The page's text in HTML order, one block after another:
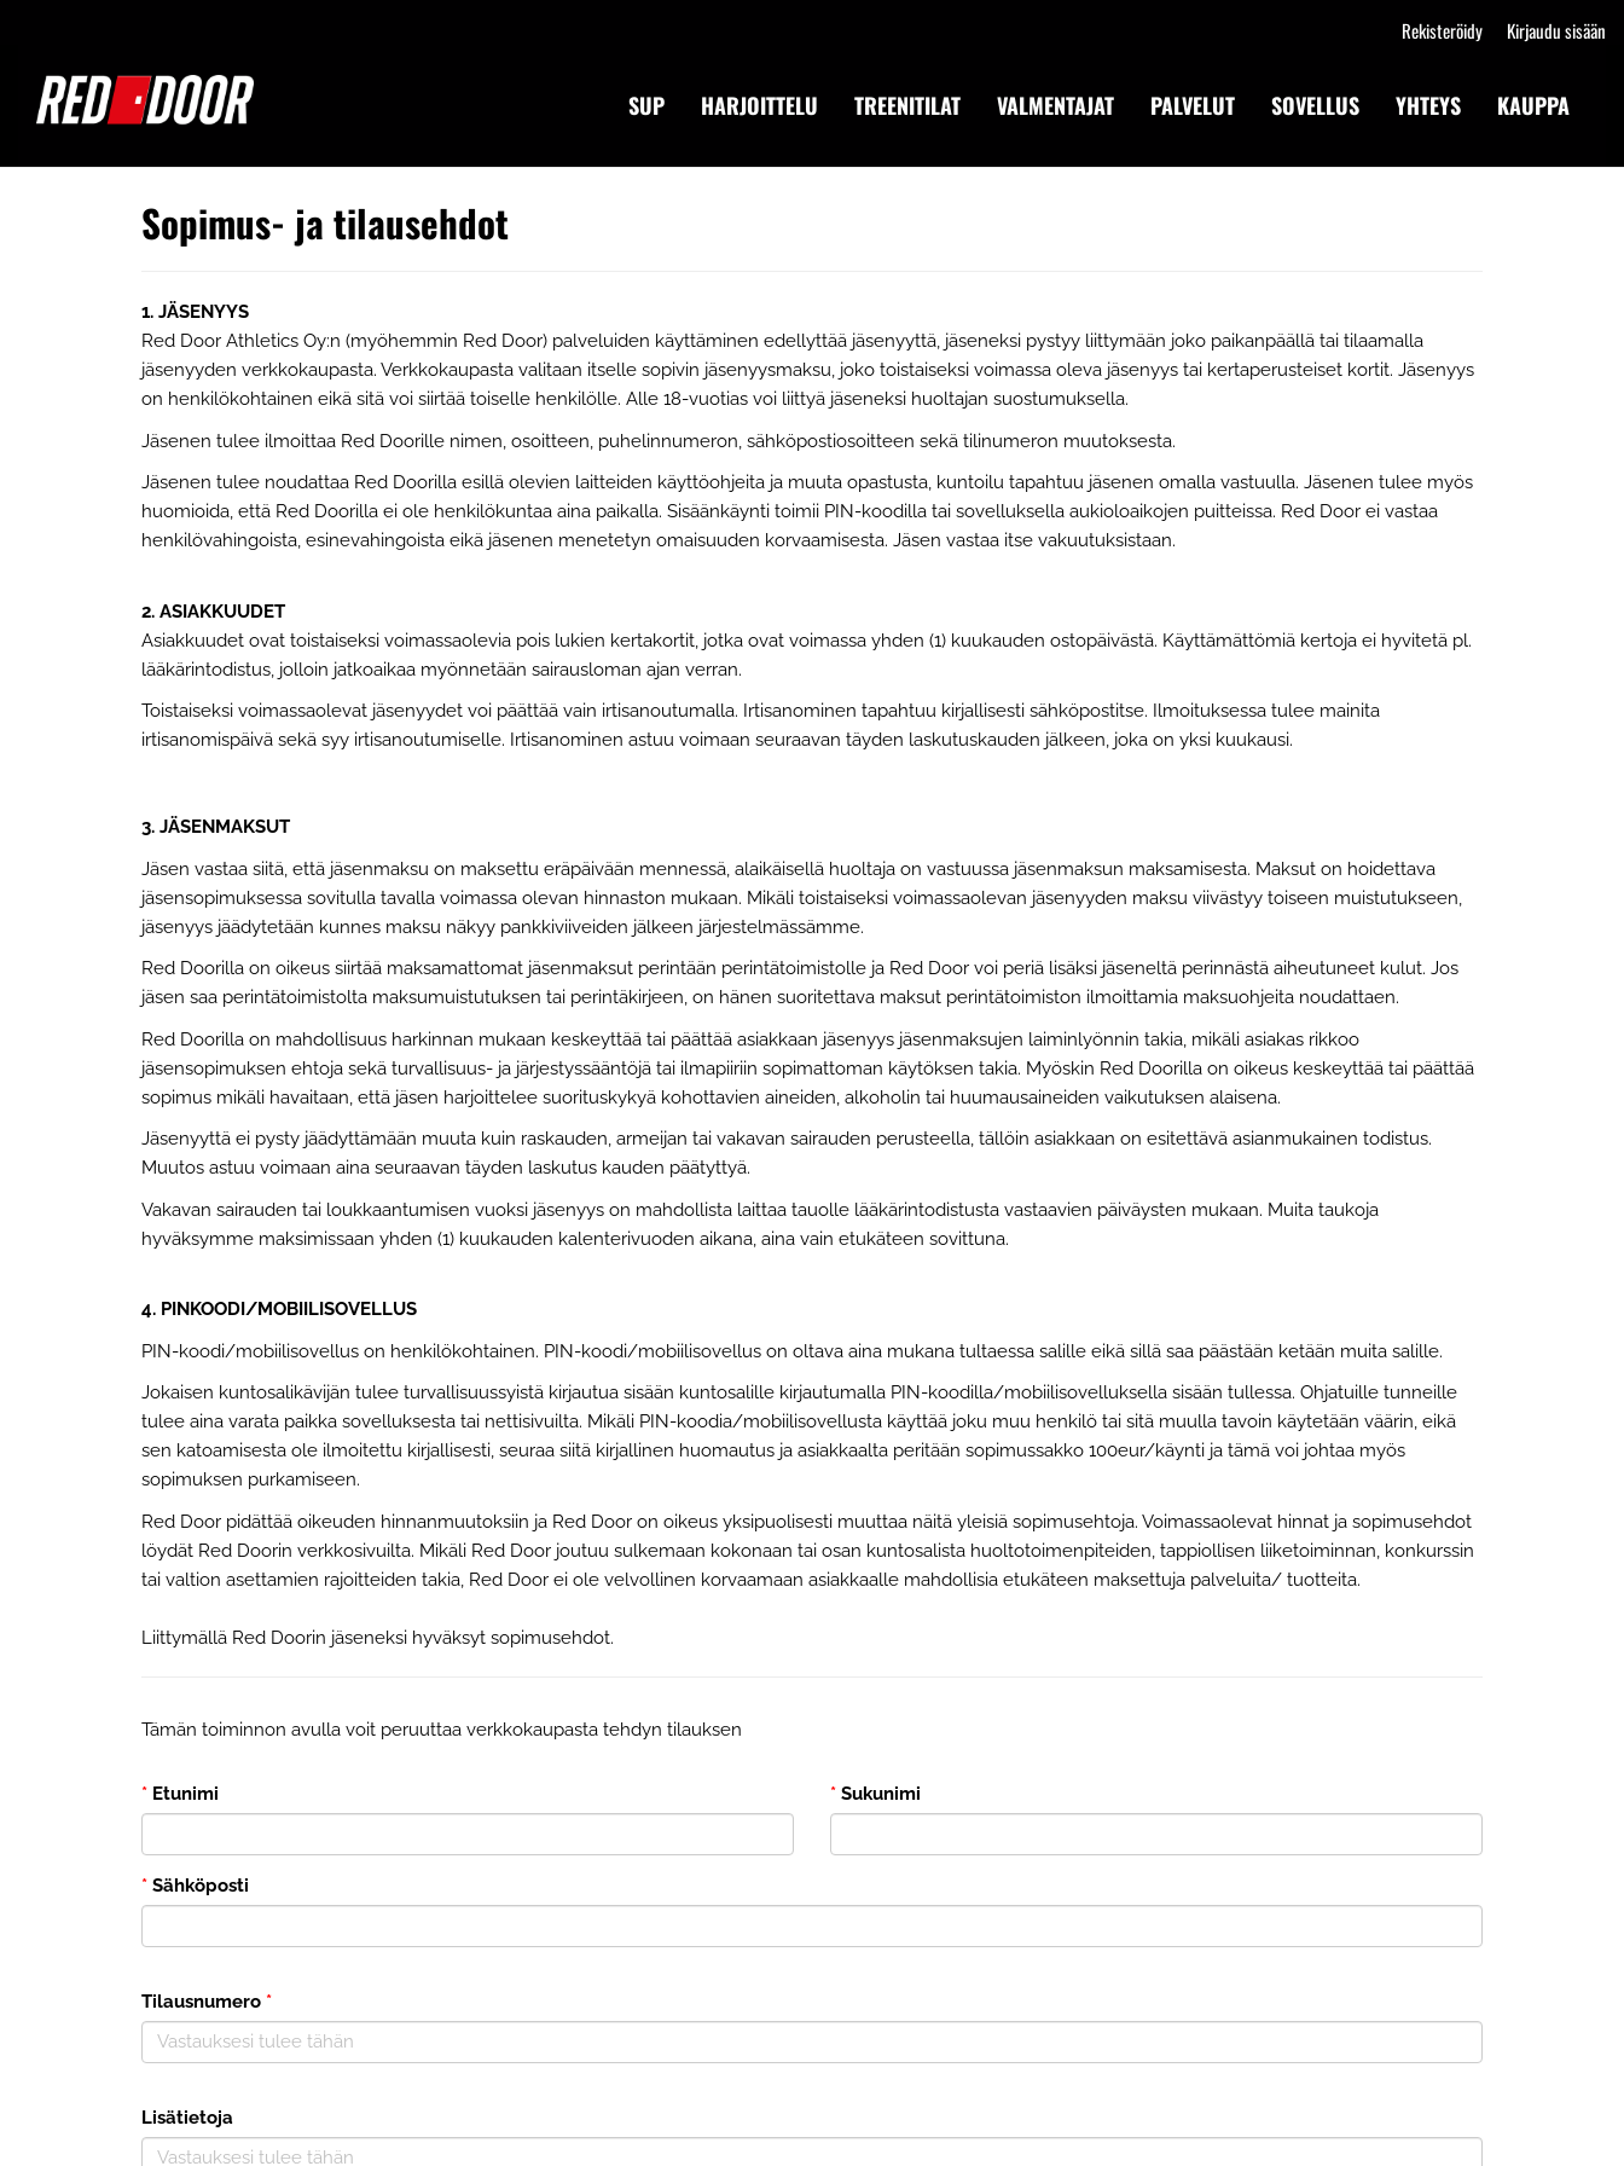
Rekisteröidy Kirjaudu sisään
SUP HARJOITTELU TREENITILAT VALMENTAJAT PALVELUT SOVELLUS YHTEYS KAUPPA
Sopimus- ja tilausehdot
1. JÄSENYYS
Red Door Athletics Oy:n (myöhemmin Red Door) palveluiden käyttäminen edellyttää jäsenyyttä, jäseneksi pystyy liittymään joko paikanpäällä tai tilaamalla
jäsenyyden verkkokaupasta. Verkkokaupasta valitaan itselle sopivin jäsenyysmaksu, joko toistaiseksi voimassa oleva jäsenyys tai kertaperusteiset kortit. Jäsenyys
on henkilökohtainen eikä sitä voi siirtää toiselle henkilölle. Alle 18-vuotias voi liittyä jäseneksi huoltajan suostumuksella.
Jäsenen tulee ilmoittaa Red Doorille nimen, osoitteen, puhelinnumeron, sähköpostiosoitteen sekä tilinumeron muutoksesta.
Jäsenen tulee noudattaa Red Doorilla esillä olevien laitteiden käyttöohjeita ja muuta opastusta, kuntoilu tapahtuu jäsenen omalla vastuulla. Jäsenen tulee myös
huomioida, että Red Doorilla ei ole henkilökuntaa aina paikalla. Sisäänkäynti toimii PIN-koodilla tai sovelluksella aukioloaikojen puitteissa. Red Door ei vastaa
henkilövahingoista, esinevahingoista eikä jäsenen menetetyn omaisuuden korvaamisesta. Jäsen vastaa itse vakuutuksistaan.
2. ASIAKKUUDET
Asiakkuudet ovat toistaiseksi voimassaolevia pois lukien kertakortit, jotka ovat voimassa yhden (1) kuukauden ostopäivästä. Käyttämättömiä kertoja ei hyvitetä pl.
lääkärintodistus, jolloin jatkoaikaa myönnetään sairausloman ajan verran.
Toistaiseksi voimassaolevat jäsenyydet voi päättää vain irtisanoutumalla. Irtisanominen tapahtuu kirjallisesti sähköpostitse. Ilmoituksessa tulee mainita
irtisanomispäivä sekä syy irtisanoutumiselle. Irtisanominen astuu voimaan seuraavan täyden laskutuskauden jälkeen, joka on yksi kuukausi.
3. JÄSENMAKSUT
Jäsen vastaa siitä, että jäsenmaksu on maksettu eräpäivään mennessä, alaikäisellä huoltaja on vastuussa jäsenmaksun maksamisesta. Maksut on hoidettava
jäsensopimuksessa sovitulla tavalla voimassa olevan hinnaston mukaan. Mikäli toistaiseksi voimassaolevan jäsenyyden maksu viivästyy toiseen muistutukseen,
jäsenyys jäädytetään kunnes maksu näkyy pankkiviiveiden jälkeen järjestelmässämme.
Red Doorilla on oikeus siirtää maksamattomat jäsenmaksut perintään perintätoimistolle ja Red Door voi periä lisäksi jäseneltä perinnästä aiheutuneet kulut. Jos
jäsen saa perintätoimistolta maksumuistutuksen tai perintäkirjeen, on hänen suoritettava maksut perintätoimiston ilmoittamia maksuohjeita noudattaen.
Red Doorilla on mahdollisuus harkinnan mukaan keskeyttää tai päättää asiakkaan jäsenyys jäsenmaksujen laiminlyönnin takia, mikäli asiakas rikkoo
jäsensopimuksen ehtoja sekä turvallisuus- ja järjestyssääntöjä tai ilmapiiriin sopimattoman käytöksen takia. Myöskin Red Doorilla on oikeus keskeyttää tai päättää
sopimus mikäli havaitaan, että jäsen harjoittelee suorituskykyä kohottavien aineiden, alkoholin tai huumausaineiden vaikutuksen alaisena.
Jäsenyyttä ei pysty jäädyttämään muuta kuin raskauden, armeijan tai vakavan sairauden perusteella, tällöin asiakkaan on esitettävä asianmukainen todistus.
Muutos astuu voimaan aina seuraavan täyden laskutus kauden päätyttyä.
Vakavan sairauden tai loukkaantumisen vuoksi jäsenyys on mahdollista laittaa tauolle lääkärintodistusta vastaavien päiväysten mukaan. Muita taukoja
hyväksymme maksimissaan yhden (1) kuukauden kalenterivuoden aikana, aina vain etukäteen sovittuna.
4. PINKOODI/MOBIILISOVELLUS
PIN-koodi/mobiilisovellus on henkilökohtainen. PIN-koodi/mobiilisovellus on oltava aina mukana tultaessa salille eikä sillä saa päästään ketään muita salille.
Jokaisen kuntosalikävijän tulee turvallisuussyistä kirjautua sisään kuntosalille kirjautumalla PIN-koodilla/mobiilisovelluksella sisään tullessa. Ohjatuille tunneille
tulee aina varata paikka sovelluksesta tai nettisivuilta. Mikäli PIN-koodia/mobiilisovellusta käyttää joku muu henkilö tai sitä muulla tavoin käytetään väärin, eikä
sen katoamisesta ole ilmoitettu kirjallisesti, seuraa siitä kirjallinen huomautus ja asiakkaalta peritään sopimussakko 100eur/käynti ja tämä voi johtaa myös
sopimuksen purkamiseen.
Red Door pidättää oikeuden hinnanmuutoksiin ja Red Door on oikeus yksipuolisesti muuttaa näitä yleisiä sopimusehtoja. Voimassaolevat hinnat ja sopimusehdot
löydät Red Doorin verkkosivuilta. Mikäli Red Door joutuu sulkemaan kokonaan tai osan kuntosalista huoltotoimenpiteiden, tappiollisen liiketoiminnan, konkurssin
tai valtion asettamien rajoitteiden takia, Red Door ei ole velvollinen korvaamaan asiakkaalle mahdollisia etukäteen maksettuja palveluita/ tuotteita.
Liittymällä Red Doorin jäseneksi hyväksyt sopimusehdot.
Tämän toiminnon avulla voit peruuttaa verkkokaupasta tehdyn tilauksen
* Etunimi * Sukunimi
* Sähköposti
Tilausnumero *
Lisätietoja